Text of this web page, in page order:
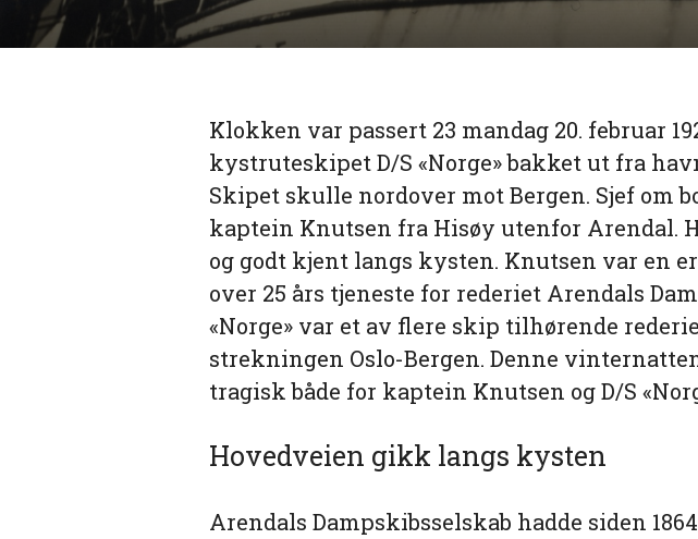
Klokken var passert 23 mandag 20. februar
kystruteskipet D/S «Norge» bakket ut fra
Skipet skulle nordover mot Bergen. Sjef om
kaptein Knutsen fra Hisøy utenfor Arendal.
og godt kjent langs kysten. Knutsen var en
over 25 års tjeneste for rederiet Arendals
«Norge» var et av flere skip tilhørende
strekningen Oslo-Bergen. Denne
tragisk både for kaptein Knutsen og D/S
Hovedveien gikk langs kysten
Arendals Dampskibsselskab hadde siden